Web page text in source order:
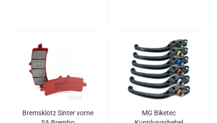
Bremsklotz Sinter vorne
MG Biketec